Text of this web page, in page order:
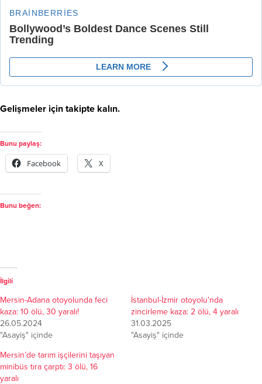
Gelişmeler için takipte kalın.
Bunu paylaş:
Facebook X
Bunu beğen:
İlgili
Mersin-Adana otoyolunda feci
kaza: 10 ölü, 30 yaralı!
26.05.2024
"Asayiş" içinde
İstanbul-İzmir otoyolu’nda
zincirleme kaza: 2 ölü, 4 yaralı
31.03.2025
"Asayiş" içinde
Mersin’de tarım işçilerini taşıyan
minibüs tıra çarptı: 3 ölü, 16
yaralı